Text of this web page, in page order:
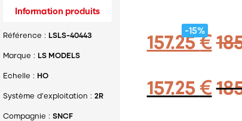
Information produits
Référence : LSLS-40443
Marque : LS MODELS
Echelle : HO
Système d'exploitation : 2R
Compagnie : SNCF
-15%
157.25€
157.25€